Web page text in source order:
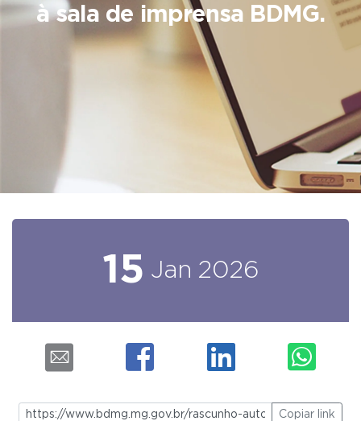
à sala de imprensa BDMG.
15 Jan 2026
Copiar link